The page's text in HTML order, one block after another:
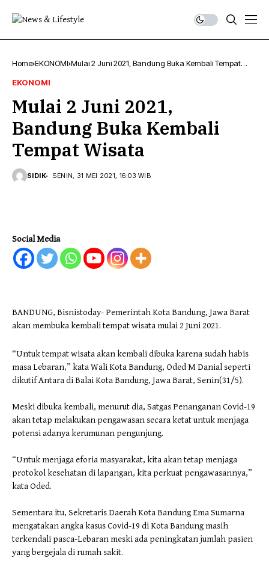
Home EKONOMI Mulai 2 Juni 2021, Bandung Buka Kembali Tempat
EKONOMI
Mulai 2 Juni 2021,
Bandung Buka Kembali
Tempat Wisata
SIDIK SENIN, 31 MEI 2021, 16:03 WIB
Social Media
BANDUNG, Bisnistoday- Pemerintah Kota Bandung, Jawa Barat
akan membuka kembali tempat wisata mulai 2 Juni 2021.
“Untuk tempat wisata akan kembali dibuka karena sudah habis
masa Lebaran,” kata Wali Kota Bandung, Oded M Danial seperti
dikutif Antara di Balai Kota Bandung, Jawa Barat, Senin(31/5).
Meski dibuka kembali, menurut dia, Satgas Penanganan Covid-19
akan tetap melakukan pengawasan secara ketat untuk menjaga
potensi adanya kerumunan pengunjung.
“Untuk menjaga eforia masyarakat, kita akan tetap menjaga
protokol kesehatan di lapangan, kita perkuat pengawasannya,”
kata Oded.
Sementara itu, Sekretaris Daerah Kota Bandung Ema Sumarna
mengatakan angka kasus Covid-19 di Kota Bandung masih
terkendali pasca-Lebaran meski ada peningkatan jumlah pasien
yang bergejala di rumah sakit.